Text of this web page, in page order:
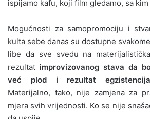
ispijamo kafu, koji film gledamo, sa
Mogućnosti za samopromociju i
kulta sebe danas su dostupne
libe da sve svedu na
rezultat improvizovanog stava da
već plod i rezultat
Materijalno, tako, nije zamjena za
mjera svih vrijednosti. Ko se nije